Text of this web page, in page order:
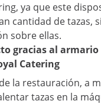
ya que este
cantidad de tazas,
sobre ellas.
gracias al
Catering
la restauración, a
tazas en la